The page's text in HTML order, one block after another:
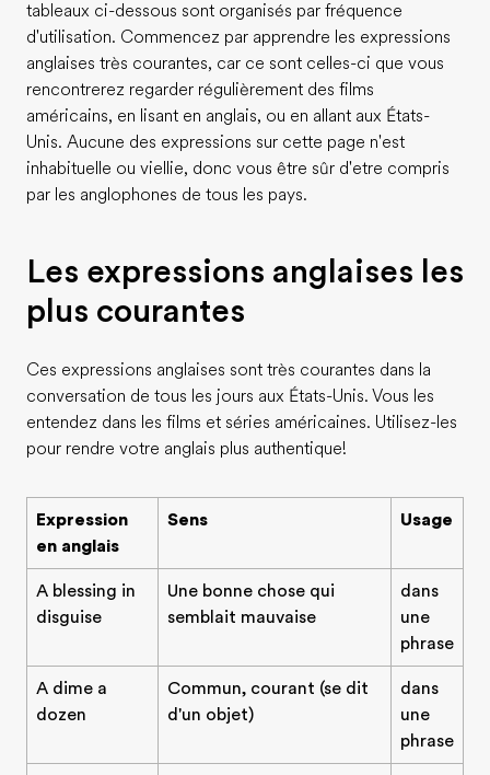
tableaux ci-dessous sont organisés par fréquence
d'utilisation. Commencez par apprendre les expressions
anglaises très courantes, car ce sont celles-ci que vous
rencontrerez regarder régulièrement des films
américains, en lisant en anglais, ou en allant aux États-
Unis. Aucune des expressions sur cette page n'est
inhabituelle ou viellie, donc vous être sûr d'etre compris
par les anglophones de tous les pays.
Les expressions anglaises les
plus courantes
Ces expressions anglaises sont très courantes dans la
conversation de tous les jours aux États-Unis. Vous les
entendez dans les films et séries américaines. Utilisez-les
pour rendre votre anglais plus authentique!
Expression
en anglais
Sens Usage
A blessing in
disguise
Une bonne chose qui
semblait mauvaise
dans
une
phrase
A dime a
dozen
Commun, courant (se dit
d'un objet)
dans
une
phrase